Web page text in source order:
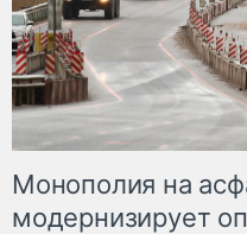
Монополия на
модернизирует